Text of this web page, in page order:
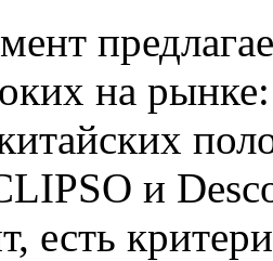
на
и
есть